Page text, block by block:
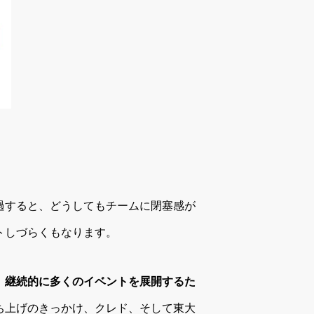
ると、どうしてもチームに閉塞感が
づらくもなります。
続的に多くのイベントを展開するた
げのきっかけ、クレド、そして東大